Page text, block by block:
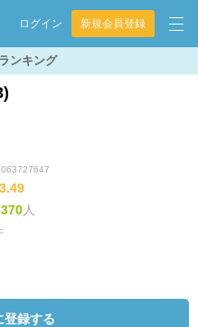
ログイン 新規会員登録
ンキング
3.49
370人
登録する